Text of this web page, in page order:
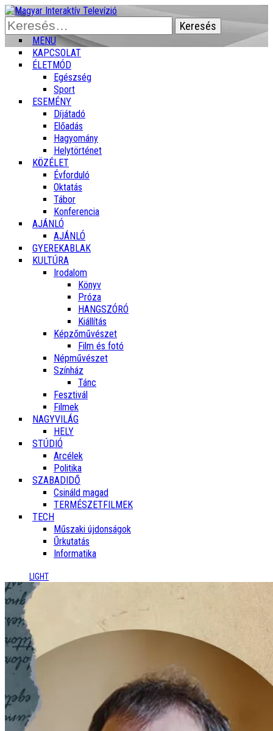
Keresés:
MENU
KAPCSOLAT
ÉLETMÓD
Egészség
Sport
ESEMÉNY
Díjátadó
Előadás
Hagyomány
Helytörténet
KÖZÉLET
Évforduló
Oktatás
Tábor
Konferencia
AJÁNLÓ
AJÁNLÓ
GYEREKABLAK
KULTÚRA
Irodalom
Könyv
Próza
HANGSZÓRÓ
Kiállítás
Képzőművészet
Film és fotó
Népművészet
Színház
Tánc
Fesztivál
Filmek
NAGYVILÁG
HELY
STÚDIÓ
Arcélek
Politika
SZABADIDŐ
Csináld magad
TERMÉSZETFILMEK
TECH
Műszaki újdonságok
Űrkutatás
Informatika
LIGHT